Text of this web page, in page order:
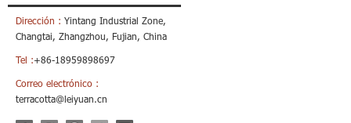
Dirección : Yintang Industrial Zone,
Changtai, Zhangzhou, Fujian, China
Tel :+86-18959898697
Correo electrónico :
terracotta@leiyuan.cn